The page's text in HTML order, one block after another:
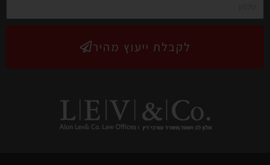
לקבלת ייעוץ מהיר